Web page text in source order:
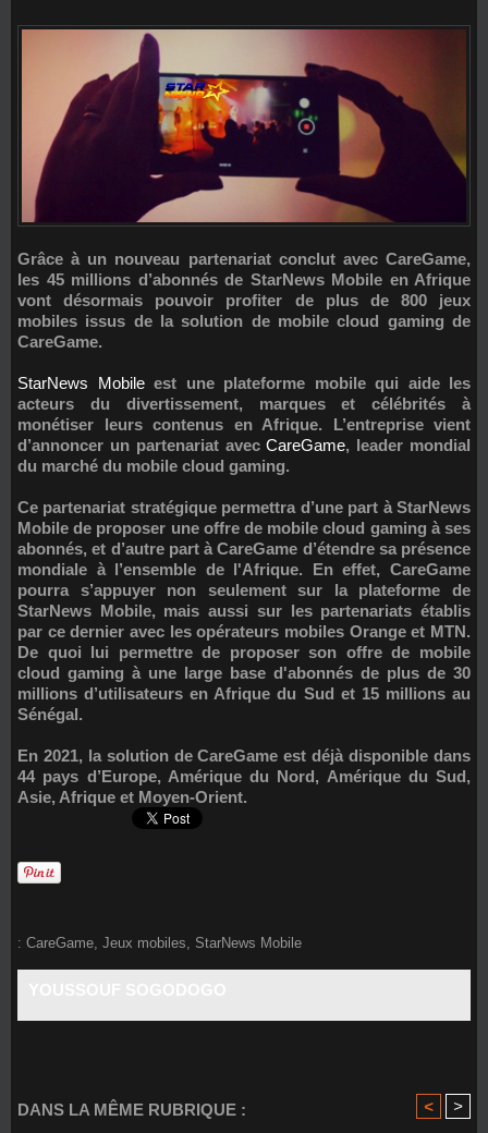
Grâce à un nouveau partenariat conclut avec CareGame,
les 45 millions d’abonnés de StarNews Mobile en Afrique
vont désormais pouvoir profiter de plus de 800 jeux
mobiles issus de la solution de mobile cloud gaming de
CareGame.
StarNews Mobileest une plateforme mobile qui aide les
acteurs du divertissement, marques et célébrités à
monétiser leurs contenus en Afrique. L’entreprise vient
d’annoncer un partenariat avecCareGame, leader mondial
du marché du mobile cloud gaming.
Ce partenariat stratégique permettra d’une part à StarNews
Mobile de proposer une offre de mobile cloud gaming à ses
abonnés, et d’autre part à CareGame d’étendre sa présence
mondiale à l’ensemble de l'Afrique. En effet, CareGame
pourra s’appuyer non seulement sur la plateforme de
StarNews Mobile, mais aussi sur les partenariats établis
par ce dernier avec les opérateurs mobiles Orange et MTN.
De quoi lui permettre de proposer son offre de mobile
cloud gaming à une large base d'abonnés de plus de 30
millions d’utilisateurs en Afrique du Sud et 15 millions au
Sénégal.
En 2021, la solution de CareGame est déjà disponible dans
44 pays d’Europe, Amérique du Nord, Amérique du Sud,
Asie, Afrique et Moyen-Orient.
: CareGame Jeux mobiles StarNews Mobile
DANS LA MÊME RUBRIQUE : < >